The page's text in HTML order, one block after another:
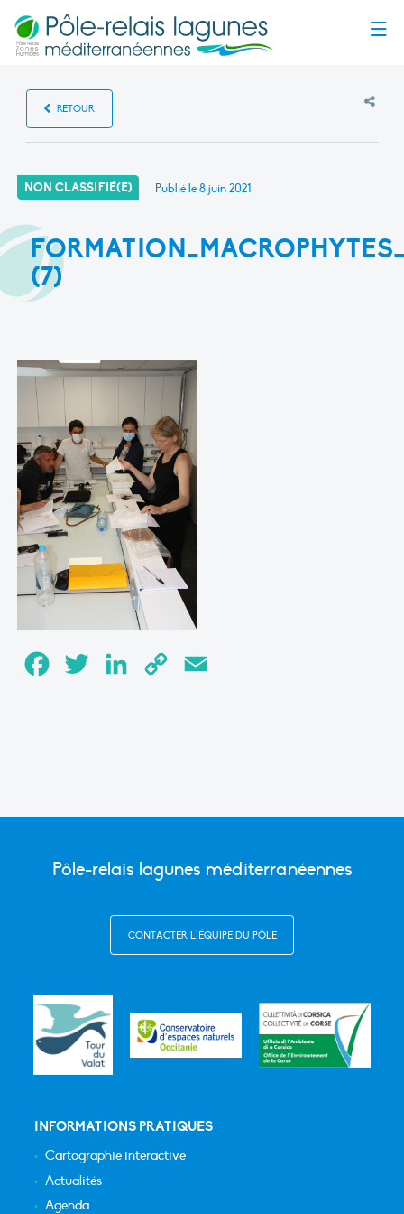
RETOUR
NON CLASSIFIÉ(E) Publié le8 juin 2021
(7)
FacebookTwitter LinkedInCopy
Pôle-relais lagunes méditerranéennes
CONTACTER L’ÉQUIPE DU PÔLE
INFORMATIONS PRATIQUES
Cartographie interactive
Actualités
Agenda